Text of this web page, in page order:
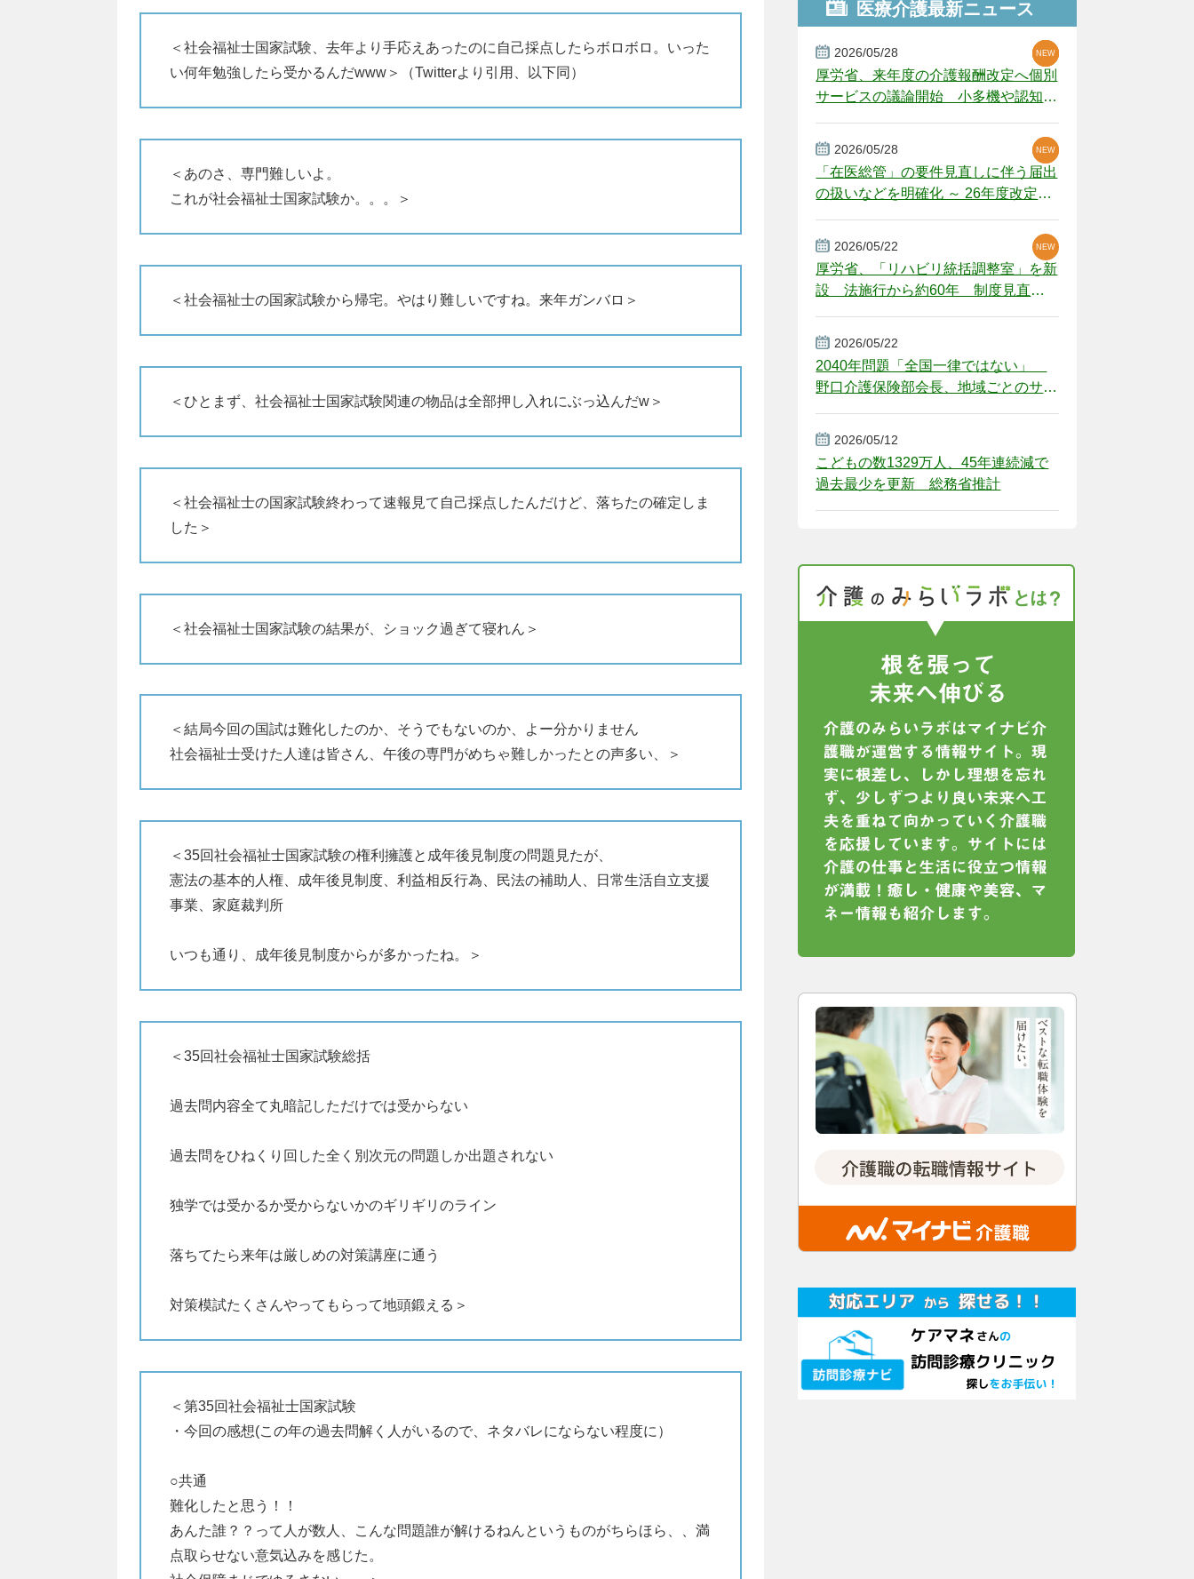
＜社会福祉士国家試験、去年より手応えあったのに自己採点したらボロボロ。いった
い何年勉強したら受かるんだwww＞（Twitterより引用、以下同）
＜あのさ、専門難しいよ。
これが社会福祉士国家試験か。。。＞
＜社会福祉士の国家試験から帰宅。やはり難しいですね。来年ガンバロ＞
＜ひとまず、社会福祉士国家試験関連の物品は全部押し入れにぶっ込んだw＞
＜社会福祉士の国家試験終わって速報見て自己採点したんだけど、落ちたの確定しま
した＞
＜社会福祉士国家試験の結果が、ショック過ぎて寝れん＞
＜結局今回の国試は難化したのか、そうでもないのか、よー分かりません
社会福祉士受けた人達は皆さん、午後の専門がめちゃ難しかったとの声多い、＞
＜35回社会福祉士国家試験の権利擁護と成年後見制度の問題見たが、
憲法の基本的人権、成年後見制度、利益相反行為、民法の補助人、日常生活自立支援
事業、家庭裁判所
いつも通り、成年後見制度からが多かったね。＞
＜35回社会福祉士国家試験総括
過去問内容全て丸暗記しただけでは受からない
過去問をひねくり回した全く別次元の問題しか出題されない
独学では受かるか受からないかのギリギリのライン
落ちてたら来年は厳しめの対策講座に通う
対策模試たくさんやってもらって地頭鍛える＞
＜第35回社会福祉士国家試験
・今回の感想(この年の過去問解く人がいるので、ネタバレにならない程度に）
○共通
難化したと思う！！
あんた誰？？って人が数人、こんな問題誰が解けるねんというものがちらほら、、満
点取らせない意気込みを感じた。
医療介護最新ニュース
2026/05/28
厚労省、来年度の介護報酬改定へ個別
サービスの議論開始 小多機や認知症
NEW
NEW
NEW
2026/05/28
「在医総管」の要件見直しに伴う届出
の扱いなどを明確化 ～ 26年度改定疑
NEW
NEW
2026/05/22
厚労省、「リハビリ統括調整室」を新
設 法施行から約60年 制度見直し
NEW
2026/05/22
2040年問題「全国一律ではない」
野口介護保険部会長、地域ごとのサー
2026/05/12
こどもの数1329万人、45年連続減で
過去最少を更新 総務省推計